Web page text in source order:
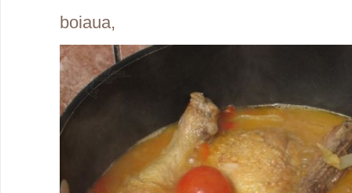
boiaua,